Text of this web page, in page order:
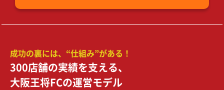
成功の裏には、“仕組み”がある！
300店舗の実績を支える、
大阪王将FCの運営モデル